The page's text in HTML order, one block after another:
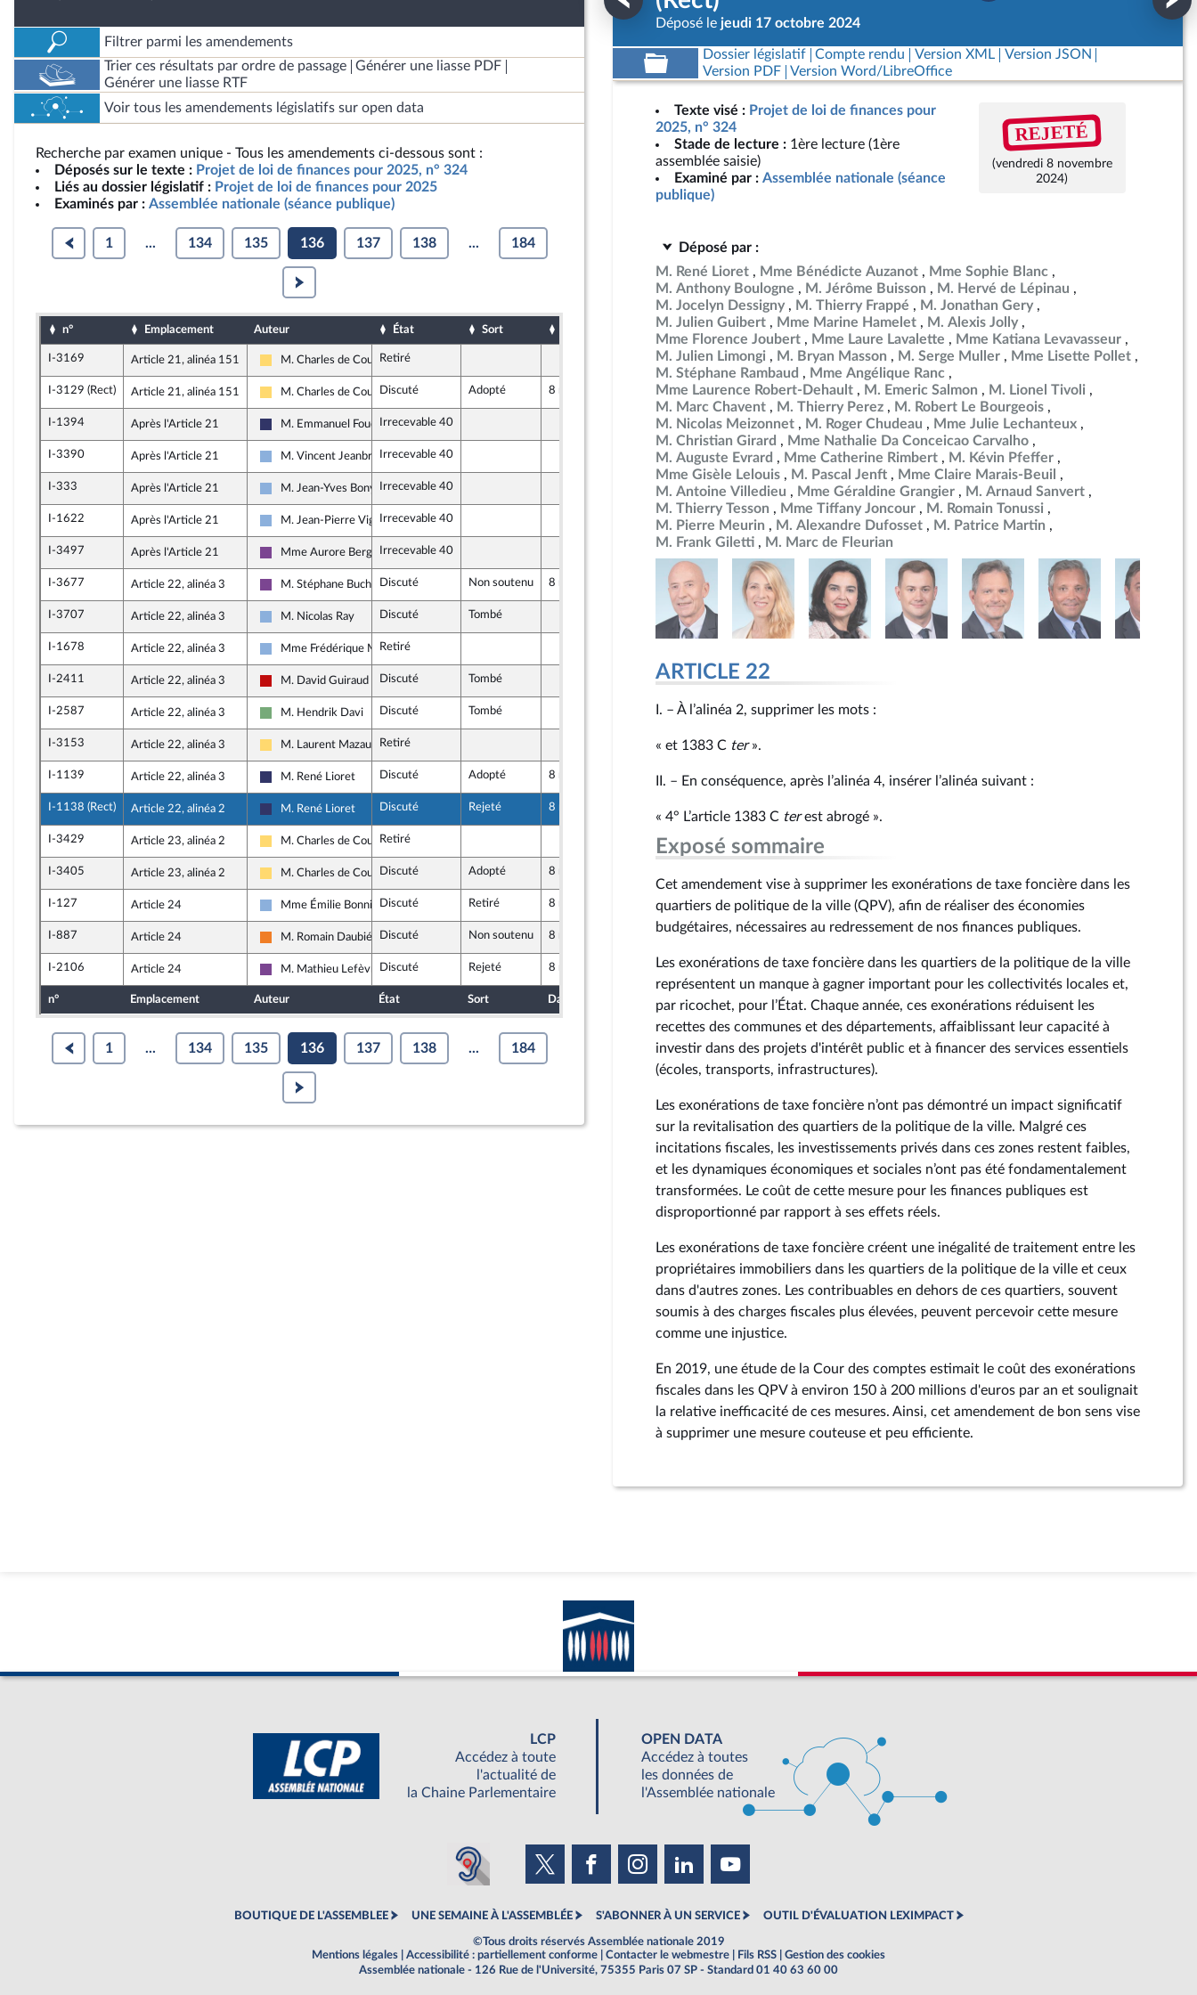
Filtrer parmi les amendements
Trier ces résultats par ordre de passage
Générer une liasse PDF
Générer une liasse RTF
Voir tous les amendements législatifs sur open data
Recherche par examen unique - Tous les amendements ci-dessous sont :
Déposés sur le texte : Projet de loi de finances pour 2025, n° 324
Liés au dossier législatif : Projet de loi de finances pour 2025
Examinés par : Assemblée nationale (séance publique)
1 ... 134 135 136 137 138 ... 184
n° Emplacement Auteur État Sort Date de dépôt
I-3169 Article 21, alinéa 151
Libertés, Indépendants, Outre-mer et Territoires
M. Charles de CoursonRetiré 19 octobre 2024
I-3129 (Rect) Article 21, alinéa 151
Libertés, Indépendants, Outre-mer et Territoires
M. Charles de CoursonDiscuté Adopté 8 novembre 2024 19 octobre 2024
I-1394 Après l'Article 21
Rassemblement National
M. Emmanuel FouquartIrrecevable 40 17 octobre 2024
I-3390 Après l'Article 21
Droite Républicaine
M. Vincent JeanbrunIrrecevable 40 19 octobre 2024
I-333 Après l'Article 21
Droite Républicaine
M. Jean-Yves Bony Irrecevable 40 16 octobre 2024
I-1622 Après l'Article 21
Droite Républicaine
M. Jean-Pierre VigierIrrecevable 40 18 octobre 2024
I-3497 Après l'Article 21
Ensemble pour la République
Mme Aurore Bergé Irrecevable 40 19 octobre 2024
I-3677 Article 22, alinéa 3
Ensemble pour la République
M. Stéphane BuchouDiscuté Non soutenu 8 novembre 2024 23 octobre 2024
I-3707 Article 22, alinéa 3
Droite Républicaine
M. Nicolas Ray Discuté Tombé 25 octobre 2024
I-1678 Article 22, alinéa 3
Droite Républicaine
Mme Frédérique Meunier
Retiré
I-2411 Article 22, alinéa 3
La France insoumise - Nouveau Front Populaire
M. David Guiraud Discuté Tombé 18 octobre 2024
I-2587 Article 22, alinéa 3
Écologiste et Social
M. Hendrik Davi Discuté Tombé 19 octobre 2024
I-3153 Article 22, alinéa 3
Libertés, Indépendants, Outre-mer et Territoires
M. Laurent MazauryRetiré 19 octobre 2024
I-1139 Article 22, alinéa 3
Rassemblement National
M. René Lioret Discuté Adopté 8 novembre 2024 17 octobre 2024
I-1138 (Rect) Article 22, alinéa 2
Rassemblement National
M. René Lioret Discuté Rejeté 8 novembre 2024
I-3429 Article 23, alinéa 2
Libertés, Indépendants, Outre-mer et Territoires
M. Charles de CoursonRetiré 19 octobre 2024
I-3405 Article 23, alinéa 2
Libertés, Indépendants, Outre-mer et Territoires
M. Charles de CoursonDiscuté Adopté 8 novembre 2024
I-127 Article 24
Droite Républicaine
Mme Émilie BonnivardDiscuté Retiré 8 novembre 2024 15 octobre 2024
I-887 Article 24
Les Démocrates
M. Romain Daubié Discuté Non soutenu 8 novembre 2024 17 octobre 2024
I-2106 Article 24
Ensemble pour la République
M. Mathieu LefèvreDiscuté Rejeté 8 novembre 2024 18 octobre 2024
n° Emplacement Auteur État Sort Date d'examen Date de dépôt
1 ... 134 135 136 137 138 ... 184
Déposé le jeudi 17 octobre 2024
Dossier législatif Compte rendu Version XML
Version JSON
Version PDF
Version Word/LibreOffice
Texte visé : Projet de loi de finances pour
2025, n° 324
Stade de lecture : 1ère lecture (1ère
assemblée saisie)
Examiné par : Assemblée nationale (séance
publique)
REJETÉ
(vendredi 8 novembre
2024)
Déposé par :
M. René Lioret
Mme Bénédicte Auzanot
Mme Sophie Blanc
M. Anthony Boulogne
M. Jérôme Buisson
M. Hervé de Lépinau
M. Jocelyn Dessigny
M. Thierry Frappé
M. Jonathan Gery
M. Julien Guibert
Mme Marine Hamelet
M. Alexis Jolly
Mme Florence Joubert
Mme Laure Lavalette
Mme Katiana Levavasseur
M. Julien Limongi
M. Bryan Masson M. Serge Muller
Mme Lisette Pollet
M. Stéphane Rambaud
Mme Angélique Ranc
Mme Laurence Robert-Dehault
M. Emeric Salmon
M. Lionel Tivoli
M. Marc Chavent
M. Thierry Perez
M. Robert Le Bourgeois
M. Nicolas Meizonnet
M. Roger Chudeau
Mme Julie Lechanteux
M. Christian Girard
Mme Nathalie Da Conceicao Carvalho
M. Auguste Evrard
Mme Catherine Rimbert
M. Kévin Pfeffer
Mme Gisèle Lelouis
M. Pascal Jenft
Mme Claire Marais-Beuil
M. Antoine Villedieu
Mme Géraldine Grangier
M. Arnaud Sanvert
M. Thierry Tesson
Mme Tiffany Joncour
M. Romain Tonussi
M. Pierre Meurin
M. Alexandre Dufosset
M. Patrice Martin
M. Frank Giletti
M. Marc de Fleurian
ARTICLE 22
I. – À l’alinéa 2, supprimer les mots :
« et 1383 C ter».
II. – En conséquence, après l’alinéa 4, insérer l’alinéa suivant :
« 4° L’article 1383 C terest abrogé ».
Exposé sommaire
Cet amendement vise à supprimer les exonérations de taxe foncière dans les
quartiers de politique de la ville (QPV), afin de réaliser des économies
budgétaires, nécessaires au redressement de nos finances publiques.
Les exonérations de taxe foncière dans les quartiers de la politique de la ville
représentent un manque à gagner important pour les collectivités locales et,
par ricochet, pour l’État. Chaque année, ces exonérations réduisent les
recettes des communes et des départements, affaiblissant leur capacité à
investir dans des projets d'intérêt public et à financer des services essentiels
(écoles, transports, infrastructures).
Les exonérations de taxe foncière n’ont pas démontré un impact significatif
sur la revitalisation des quartiers de la politique de la ville. Malgré ces
incitations fiscales, les investissements privés dans ces zones restent faibles,
et les dynamiques économiques et sociales n’ont pas été fondamentalement
transformées. Le coût de cette mesure pour les finances publiques est
disproportionné par rapport à ses effets réels.
Les exonérations de taxe foncière créent une inégalité de traitement entre les
propriétaires immobiliers dans les quartiers de la politique de la ville et ceux
dans d'autres zones. Les contribuables en dehors de ces quartiers, souvent
soumis à des charges fiscales plus élevées, peuvent percevoir cette mesure
comme une injustice.
En 2019, une étude de la Cour des comptes estimait le coût des exonérations
fiscales dans les QPV à environ 150 à 200 millions d'euros par an et soulignait
la relative inefficacité de ces mesures. Ainsi, cet amendement de bon sens vise
à supprimer une mesure couteuse et peu efficiente.
LCP
Accédez à toute
l'actualité de
la Chaine Parlementaire
OPEN DATA
Accédez à toutes
les données de
l'Assemblée nationale
BOUTIQUE DE L'ASSEMBLEE UNE SEMAINE À L'ASSEMBLÉE S'ABONNER À UN SERVICE OUTIL D'ÉVALUATION LEXIMPACT
©Tous droits réservés Assemblée nationale 2019
Mentions légales
Accessibilité : partiellement conforme Contacter le webmestre Fils RSS
Gestion des cookies
Assemblée nationale - 126 Rue de l'Université, 75355 Paris 07 SP - Standard 01 40 63 60 00